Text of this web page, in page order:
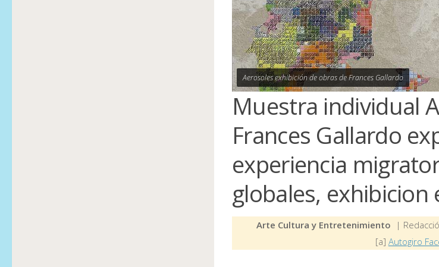
Aerosoles exhibición de obras de Frances Gallardo
Muestra individual
Frances Gallardo
experiencia
globales, exhibicion
Arte Cultura y Entretenimiento |
[a] Autogiro